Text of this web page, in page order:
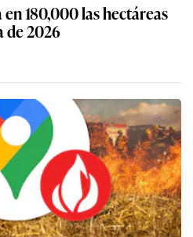
180,000 las hectáreas
de 2026